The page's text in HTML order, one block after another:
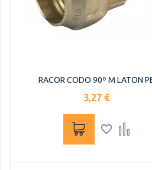
RACOR CODO 90º M LATON
Precio
3,27 €
 